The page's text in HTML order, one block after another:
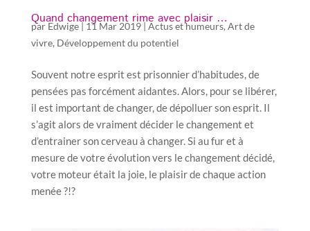
Quand changement rime avec plaisir …
par Edwige| 11 Mar 2019| Actus et humeurs, Art de
vivre, Développement du potentiel
Souvent notre esprit est prisonnier d’habitudes, de
pensées pas forcément aidantes. Alors, pour se libérer,
il est important de changer, de dépolluer son esprit. Il
s’agit alors de vraiment décider le changement et
d’entrainer son cerveau à changer. Si au fur et à
mesure de votre évolution vers le changement décidé,
votre moteur était la joie, le plaisir de chaque action
menée ?!?